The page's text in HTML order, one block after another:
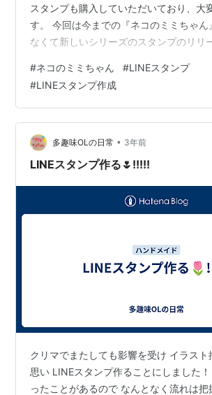
スタンプも購入していただいており、大
す。 今回は今までの『ネコのミミちゃん
なくて新しいシリーズのスタンプのリリ
『オレはヘラクロスだ』 ところで『ネコ
シリーズのスタンプも新作を準備中です
ストをいくつか公開したいと思います。
よオナラ」 この2つのイラストの通り、
編として制作しています。昆虫シリーズ
は16個でしたが…
#ネコのミミちゃん #LINEスタンプ
#LINEスタンプ作成
多趣味OLの日常 • 3年前
LINEスタンプ作る🌷!!!!!
クリマでまたしても影響を受け イラスト
思い LINEスタンプ作ることにしました
ったことがあるので なんとなく流れは把